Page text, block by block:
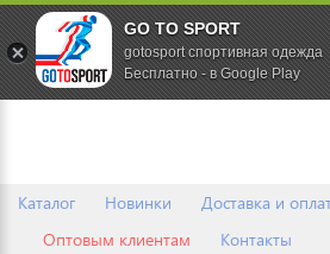
Каталог Новинки Доставка и
Оптовым клиентам
Контакты
GO TO SPORT
gotosport спортивная одежда
Бесплатно - в Google Play